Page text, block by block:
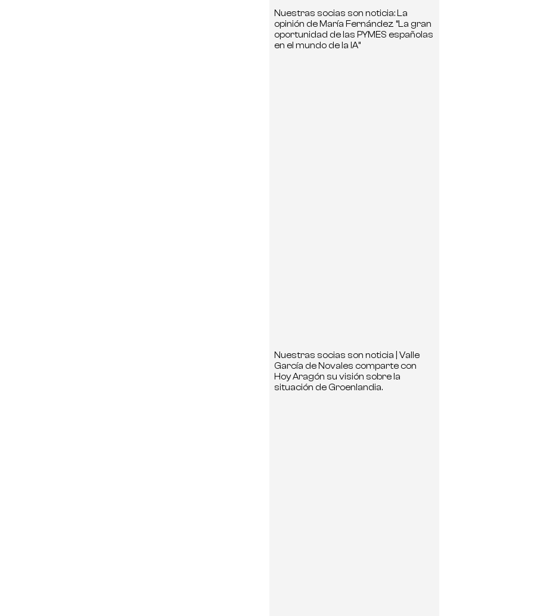
Nuestras socias son noticia: La
opinión de María Fernández “La gran
oportunidad de las PYMES españolas
en el mundo de la IA”
Nuestras socias son noticia | Valle
García de Novales comparte con
Hoy Aragón su visión sobre la
situación de Groenlandia.